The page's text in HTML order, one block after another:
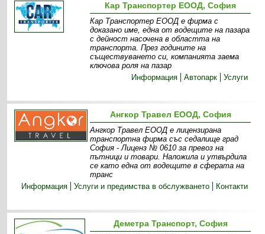
Кар Транспортер ЕООД, София
Кар Транспортер ЕООД е фирма с
доказано име, една от водещите на пазара
с дейност насочена в областта на
транспорта. През годините на
съществуването си, компанията заема
ключова роля на пазар
Информация
Автопарк Услуги
Ангкор Травел ЕООД, София
Ангкор Травел ЕООД е лицензирана
транспортна фирма със седалище град
София - Лиценз № 0610 за превоз на
пътници и товари. Наложила и утвърдила
се като една от водещите в сферата на
транс
Информация
Услуги и предимства в обслужването Контакти
Деметра Транспорт, София